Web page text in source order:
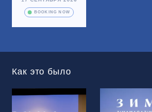
BOOKING NOW
Как это было